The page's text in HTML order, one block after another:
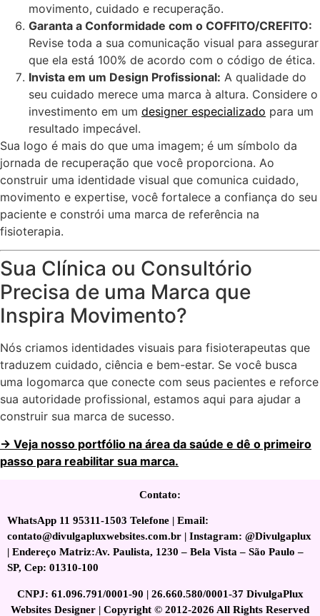
movimento, cuidado e recuperação.
Garanta a Conformidade com o COFFITO/CREFITO:
Revise toda a sua comunicação visual para assegurar
que ela está 100% de acordo com o código de ética.
Invista em um Design Profissional: A qualidade do
seu cuidado merece uma marca à altura. Considere o
investimento em um designer especializado para um
resultado impecável.
Sua logo é mais do que uma imagem; é um símbolo da
jornada de recuperação que você proporciona. Ao
construir uma identidade visual que comunica cuidado,
movimento e expertise, você fortalece a confiança do seu
paciente e constrói uma marca de referência na
fisioterapia.
Sua Clínica ou Consultório
Precisa de uma Marca que
Inspira Movimento?
Nós criamos identidades visuais para fisioterapeutas que
traduzem cuidado, ciência e bem-estar. Se você busca
uma logomarca que conecte com seus pacientes e reforce
sua autoridade profissional, estamos aqui para ajudar a
construir sua marca de sucesso.
→ Veja nosso portfólio na área da saúde e dê o primeiro
passo para reabilitar sua marca.
Contato:
WhatsApp 11 95311-1503 Telefone | Email:
contato@divulgapluxwebsites.com.br | Instagram: @Divulgaplux
| Endereço Matriz:Av. Paulista, 1230 – Bela Vista – São Paulo –
SP, Cep: 01310-100
CNPJ: 61.096.791/0001-90 | 26.660.580/0001-37 DivulgaPlux
Websites Designer | Copyright © 2012-2026 All Rights Reserved